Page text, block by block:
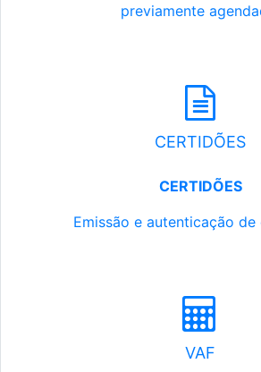
previamente
CERTIDÕES
CERTIDÕES
Emissão e autenticação
VAF